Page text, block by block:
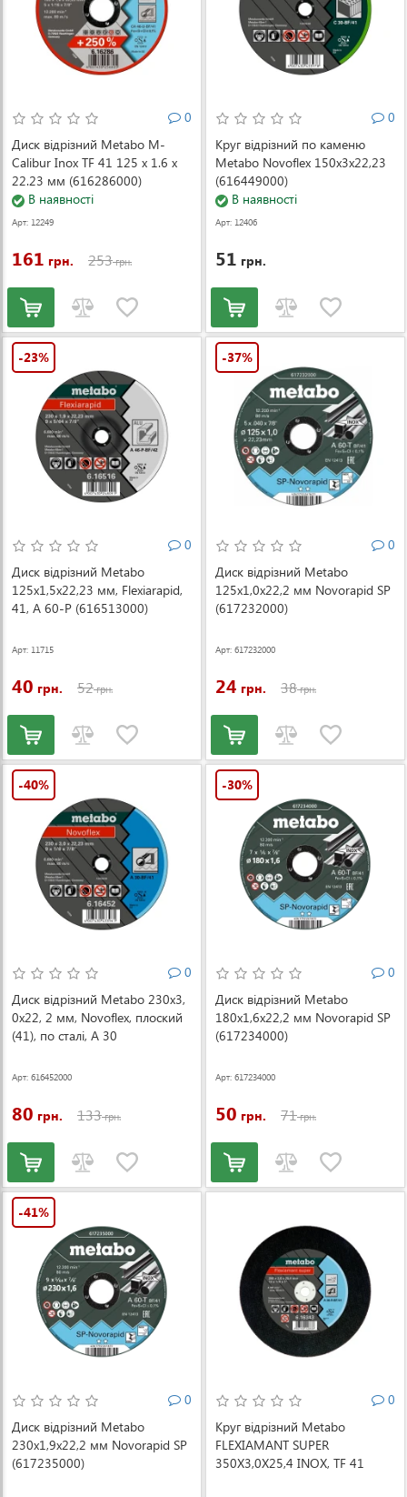
0
Диск відрізний Metabo M-
Calibur Inox TF 41 125 x 1.6 x
22.23 мм (616286000)
В наявності
Арт: 12249
161 грн. 253грн.
0
Круг відрізний по каменю
Metabo Novoflex 150x3x22,23
(616449000)
В наявності
Арт: 12406
51 грн.
-23%
0
Диск відрізний Metabo
125x1,5x22,23 мм, Flexiarapid,
41, A 60-P (616513000)
Арт: 11715
40 грн. 52грн.
-37%
0
Диск відрізний Metabo
125x1,0х22,2 мм Novorapid SP
(617232000)
Арт: 617232000
24 грн. 38грн.
-40%
0
Диск відрізний Metabo 230x3,
0х22, 2 мм, Novoflex, плоский
(41), по сталі, A 30
Арт: 616452000
80 грн. 133грн.
-30%
0
Диск відрізний Metabo
180x1,6х22,2 мм Novorapid SP
(617234000)
Арт: 617234000
50 грн. 71грн.
-41%
0
Диск відрізний Metabo
230x1,9х22,2 мм Novorapid SP
(617235000)
0
Круг відрізний Metabo
FLEXIAMANT SUPER
350X3,0X25,4 INOX, TF 41